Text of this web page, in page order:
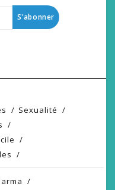
S'abonner
Sexualité